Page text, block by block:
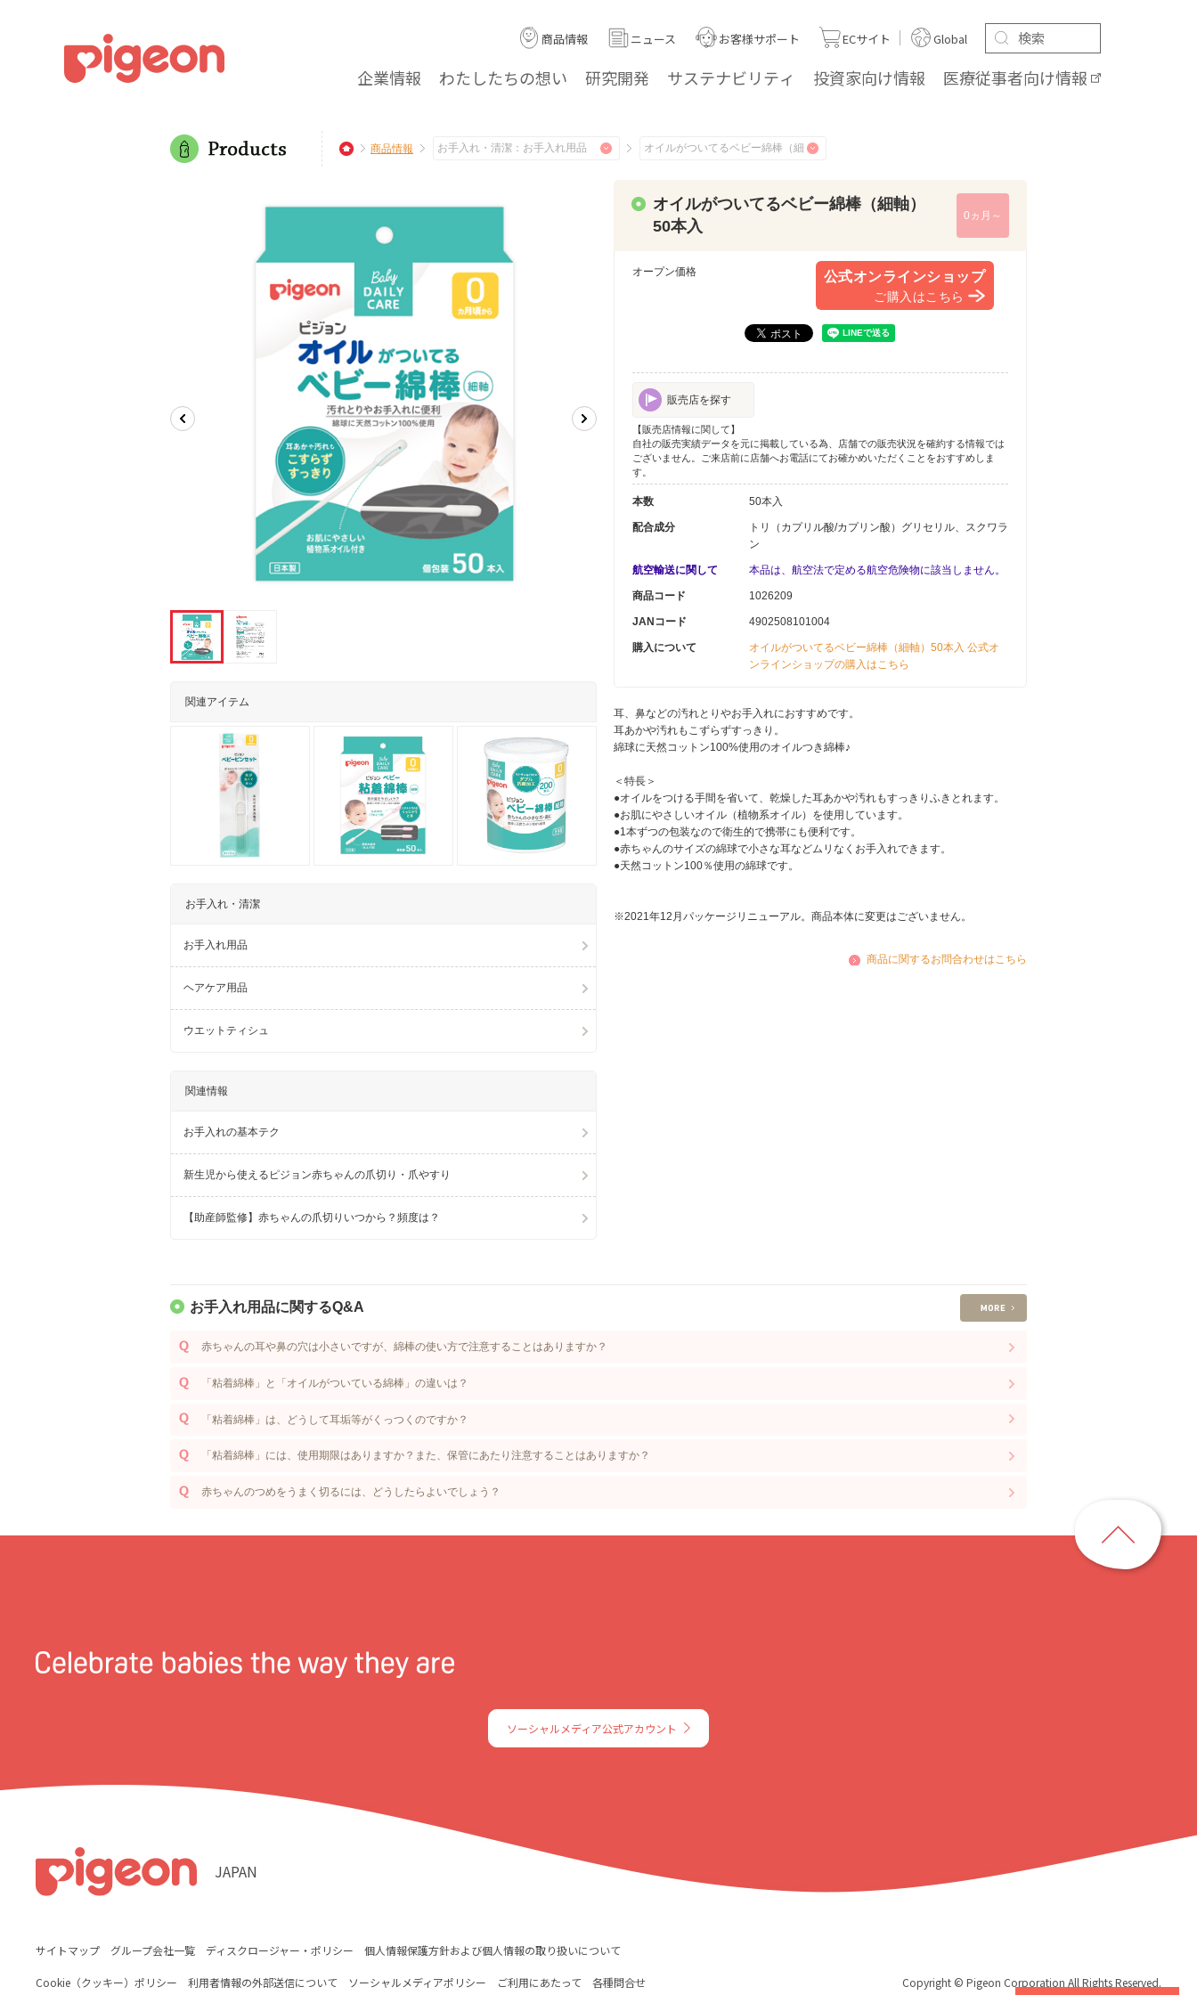
企業情報 わたしたちの想い 研究開発 サステナビリティ 投資家向け情報 医療従事者向け情報
商品情報 ニュース お客様サポート ECサイト Global
商品情報
関連アイテム
お手入れ・清潔
お手入れ用品
ヘアケア用品
ウエットティシュ
関連情報
お手入れの基本テク
新生児から使えるピジョン赤ちゃんの爪切り・爪やすり
【助産師監修】赤ちゃんの爪切りいつから？頻度は？
オイルがついてるベビー綿棒（細軸）
50本入
0ヵ月～
オープン価格 公式オンラインショップ
ご購入はこちら
販売店を探す
【販売店情報に関して】
自社の販売実績データを元に掲載している為、店舗での販売状況を確約する情報では
ございません。ご来店前に店舗へお電話にてお確かめいただくことをおすすめしま
す。
本数 50本入
配合成分
トリ（カプリル酸/カプリン酸）グリセリル、スクワラ
ン
航空輸送に関して 本品は、航空法で定める航空危険物に該当しません。
商品コード 1026209
JANコード 4902508101004
購入について
オイルがついてるベビー綿棒（細軸）50本入 公式オ
ンラインショップの購入はこちら
耳、鼻などの汚れとりやお手入れにおすすめです。
耳あかや汚れもこずらずすっきり。
綿球に天然コットン100%使用のオイルつき綿棒♪
＜特長＞
●オイルをつける手間を省いて、乾燥した耳あかや汚れもすっきりふきとれます。
●お肌にやさしいオイル（植物系オイル）を使用しています。
●1本ずつの包装なので衛生的で携帯にも便利です。
●赤ちゃんのサイズの綿球で小さな耳などムリなくお手入れできます。
●天然コットン100％使用の綿球です。
※2021年12月パッケージリニューアル。商品本体に変更はございません。
商品に関するお問合わせはこちら
お手入れ用品に関するQ&A
赤ちゃんの耳や鼻の穴は小さいですが、綿棒の使い方で注意することはありますか？
「粘着綿棒」と「オイルがついている綿棒」の違いは？
「粘着綿棒」は、どうして耳垢等がくっつくのですか？
「粘着綿棒」には、使用期限はありますか？また、保管にあたり注意することはありますか？
赤ちゃんのつめをうまく切るには、どうしたらよいでしょう？
ソーシャルメディア公式アカウント
サイトマップ グループ会社一覧 ディスクロージャー・ポリシー 個人情報保護方針および個人情報の取り扱いについて
Cookie（クッキー）ポリシー 利用者情報の外部送信について ソーシャルメディアポリシー ご利用にあたって 各種問合せ
JAPAN
Copyright © Pigeon Corporation All Rights Reserved.
ジ